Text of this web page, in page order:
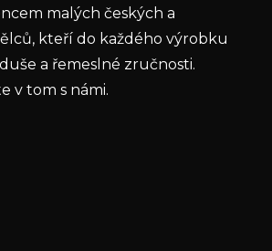
malých českých a
kteří do každého výrobku
a řemeslné zručnosti.
v tom s námi.